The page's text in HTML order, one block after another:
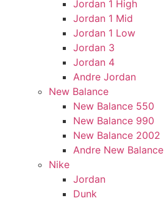
Jordan 1 High
Jordan 1 Mid
Jordan 1 Low
Jordan 3
Jordan 4
Andre Jordan
New Balance
New Balance 550
New Balance 990
New Balance 2002
Andre New Balance
Nike
Jordan
Dunk